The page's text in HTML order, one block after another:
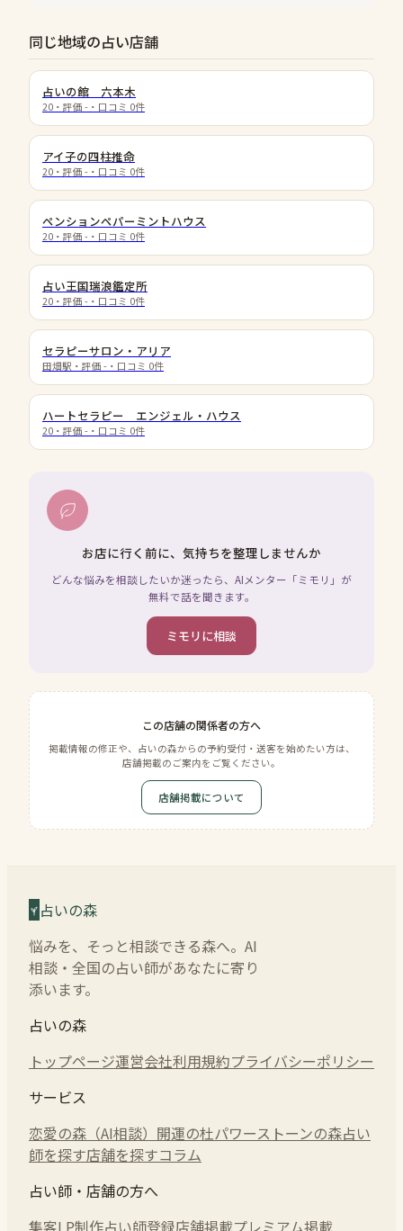
同じ地域の占い店舗
占いの館 六本木
20 ・評価 - ・口コミ 0件
アイ子の四柱推命
20 ・評価 - ・口コミ 0件
ペンションペパーミントハウス
20 ・評価 - ・口コミ 0件
占い王国瑞浪鑑定所
20 ・評価 - ・口コミ 0件
セラピーサロン・アリア
田畑駅 ・評価 - ・口コミ 0件
ハートセラピー エンジェル・ハウス
20 ・評価 - ・口コミ 0件
お店に行く前に、気持ちを整理しませんか
どんな悩みを相談したいか迷ったら、AIメンター「ミモリ」が
無料で話を聞きます。
ミモリに相談
この店舗の関係者の方へ
掲載情報の修正や、占いの森からの予約受付・送客を始めたい方は、
店舗掲載のご案内をご覧ください。
店舗掲載について
占いの森
悩みを、そっと相談できる森へ。AI
相談・全国の占い師があなたに寄り
添います。
占いの森
トップページ運営会社利用規約プライバシーポリシー
サービス
恋愛の森（AI相談） 開運の杜パワーストーンの森占い
師を探す店舗を探すコラム
占い師・店舗の方へ
集客LP制作占い師登録店舗掲載プレミアム掲載